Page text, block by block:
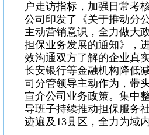
户走访指标，加强日常考
公司印发了《关于推动分
主动营销意识，全力做大
担保业务发展的通知》，
效沟通双方了解的企业真
长安银行等金融机构降低
司分管领导主动作为，带
宣介公司业务政策。集中
导班子持续推动担保服务
迹遍及13县区，全力为域